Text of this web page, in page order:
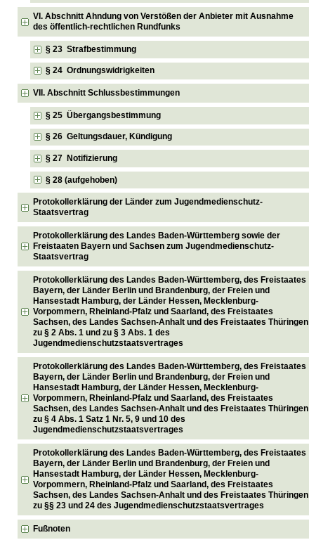
VI. Abschnitt Ahndung von Verstößen der Anbieter mit Ausnahme
des öffentlich-rechtlichen Rundfunks
§ 23 Strafbestimmung
§ 24 Ordnungswidrigkeiten
VII. Abschnitt Schlussbestimmungen
§ 25 Übergangsbestimmung
§ 26 Geltungsdauer, Kündigung
§ 27 Notifizierung
§ 28 (aufgehoben)
Protokollerklärung der Länder zum Jugendmedienschutz-
Staatsvertrag
Protokollerklärung des Landes Baden-Württemberg sowie der
Freistaaten Bayern und Sachsen zum Jugendmedienschutz-
Staatsvertrag
Protokollerklärung des Landes Baden-Württemberg, des Freistaates
Bayern, der Länder Berlin und Brandenburg, der Freien und
Hansestadt Hamburg, der Länder Hessen, Mecklenburg-
Vorpommern, Rheinland-Pfalz und Saarland, des Freistaates
Sachsen, des Landes Sachsen-Anhalt und des Freistaates Thüringen
zu § 2 Abs. 1 und zu § 3 Abs. 1 des
Jugendmedienschutzstaatsvertrages
Protokollerklärung des Landes Baden-Württemberg, des Freistaates
Bayern, der Länder Berlin und Brandenburg, der Freien und
Hansestadt Hamburg, der Länder Hessen, Mecklenburg-
Vorpommern, Rheinland-Pfalz und Saarland, des Freistaates
Sachsen, des Landes Sachsen-Anhalt und des Freistaates Thüringen
zu § 4 Abs. 1 Satz 1 Nr. 5, 9 und 10 des
Jugendmedienschutzstaatsvertrages
Protokollerklärung des Landes Baden-Württemberg, des Freistaates
Bayern, der Länder Berlin und Brandenburg, der Freien und
Hansestadt Hamburg, der Länder Hessen, Mecklenburg-
Vorpommern, Rheinland-Pfalz und Saarland, des Freistaates
Sachsen, des Landes Sachsen-Anhalt und des Freistaates Thüringen
zu §§ 23 und 24 des Jugendmedienschutzstaatsvertrages
Fußnoten